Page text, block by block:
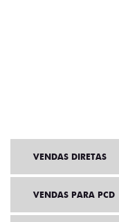
VENDAS DIRETAS
VENDAS PARA PCD